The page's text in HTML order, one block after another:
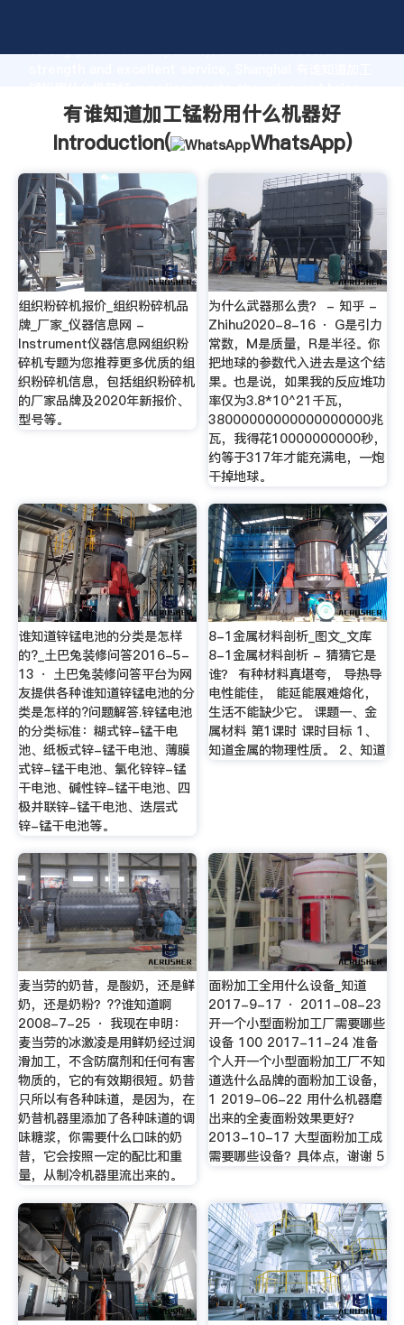
strong production capability, advanced research
values to all of customers.
有谁知道加工锰粉用什么机器好
Introduction(
WhatsApp)
组织粉碎机报价_组织粉碎机品
牌_厂家_仪器信息网 -
Instrument仪器信息网组织粉
碎机专题为您推荐更多优质的组
织粉碎机信息，包括组织粉碎机
的厂家品牌及2020年新报价、
型号等。
为什么武器那么贵？ - 知乎 -
Zhihu2020-8-16 · G是引力
常数，M是质量，R是半径。你
把地球的参数代入进去是这个结
果。也是说，如果我的反应堆功
率仅为3.8*10^21千瓦，
38000000000000000000兆
瓦，我得花10000000000秒，
约等于317年才能充满电，一炮
干掉地球。
谁知道锌锰电池的分类是怎样
的?_土巴兔装修问答2016-5-
13 · 土巴兔装修问答平台为网
友提供各种谁知道锌锰电池的分
类是怎样的?问题解答.锌锰电池
的分类标准：糊式锌-锰干电
池、纸板式锌-锰干电池、薄膜
式锌-锰干电池、氯化锌锌-锰
干电池、碱性锌-锰干电池、四
极并联锌-锰干电池、迭层式
锌-锰干电池等。
8-1金属材料剖析_图文_文库
8-1金属材料剖析 - 猜猜它是
谁？ 有种材料真堪夸， 导热导
电性能佳， 能延能展难熔化，
生活不能缺少它。 课题一、金
属材料 第1课时 课时目标 1、
知道金属的物理性质。 2、知道
麦当劳的奶昔，是酸奶，还是鲜
奶，还是奶粉？??谁知道啊
2008-7-25 · 我现在申明：
麦当劳的冰激凌是用鲜奶经过润
滑加工，不含防腐剂和任何有害
物质的，它的有效期很短。奶昔
只所以有各种味道，是因为，在
奶昔机器里添加了各种味道的调
味糖浆，你需要什么口味的奶
昔，它会按照一定的配比和重
量，从制冷机器里流出来的。
面粉加工全用什么设备_知道
2017-9-17 · 2011-08-23
开一个小型面粉加工厂需要哪些
设备 100 2017-11-24 准备
个人开一个小型面粉加工厂不知
道选什么品牌的面粉加工设备，
1 2019-06-22 用什么机器磨
出来的全麦面粉效果更好？
2013-10-17 大型面粉加工成
需要哪些设备？具体点，谢谢 5